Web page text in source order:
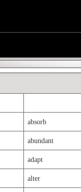
absorb
abundant
adapt
alter